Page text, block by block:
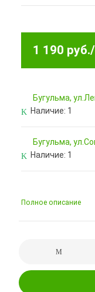
1 190 руб.
Бугульма,
Наличие: 1
Бугульма,
Наличие: 1
Полное описание